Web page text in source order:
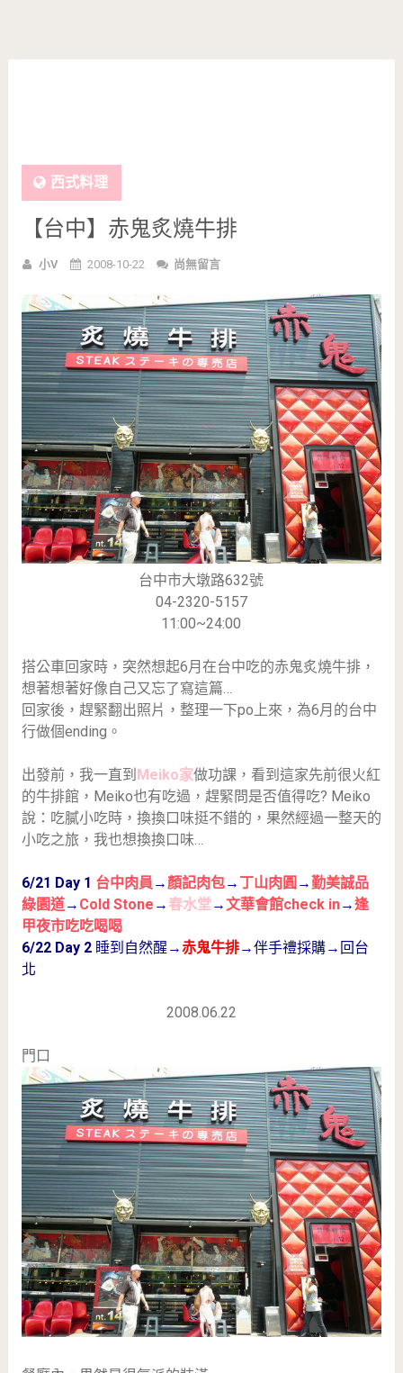
西式料理
【台中】赤鬼炙燒牛排
小V 2008-10-22 尚無留言
台中市大墩路632號
04-2320-5157
11:00~24:00
搭公車回家時，突然想起6月在台中吃的赤鬼炙燒牛排，
想著想著好像自己又忘了寫這篇…
回家後，趕緊翻出照片，整理一下po上來，為6月的台中
行做個ending。
出發前，我一直到 Meiko家做功課，看到這家先前很火紅
的牛排館，Meiko也有吃過，趕緊問是否值得吃? Meiko
說：吃膩小吃時，換換口味挺不錯的，果然經過一整天的
小吃之旅，我也想換換口味…
6/21 Day 1 台中肉員 →顏記肉包→ 丁山肉圓 → 勤美誠品
綠園道→ Cold Stone →春水堂→文華會館check in→逢
甲夜市吃吃喝喝
6/22 Day 2睡到自然醒→赤鬼牛排→伴手禮採購→回台
北
2008.06.22
門口